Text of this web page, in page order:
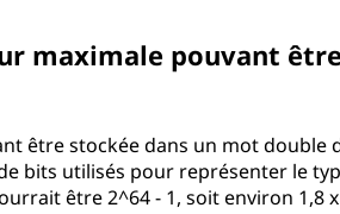
maximale pouvant
être stockée dans un mot
bits utilisés pour représenter le
être 2^64 - 1, soit environ 1,8